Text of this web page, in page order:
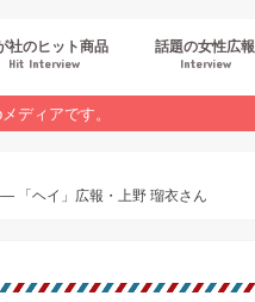
社のヒット商品
Hit Interview
話題の女性広報
Interview
ディアです。
「ヘイ」広報・上野 瑠衣さん